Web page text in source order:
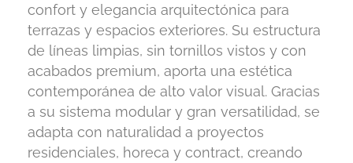
confort y elegancia arquitectónica para
terrazas y espacios exteriores. Su estructura
de líneas limpias, sin tornillos vistos y con
acabados premium, aporta una estética
contemporánea de alto valor visual. Gracias
a su sistema modular y gran versatilidad, se
adapta con naturalidad a proyectos
residenciales, horeca y contract, creando